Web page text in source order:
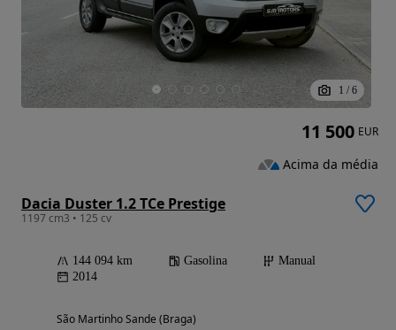
1 / 6
Dacia Duster 1.2 TCe Prestige
1197 cm3 • 125 cv
144 094 km Gasolina
Manual
2014
São Martinho Sande (Braga)
11 500 EUR
Acima da média